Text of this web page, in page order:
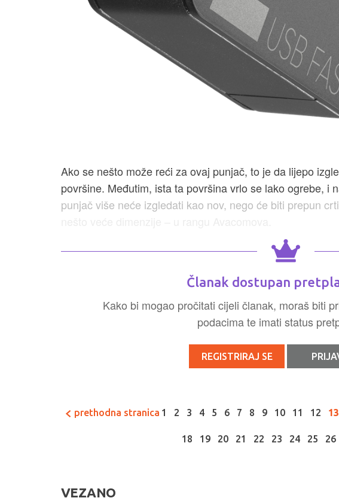
Ako se nešto može reći za ovaj punjač, to je da lijepo
površine. Međutim, ista ta površina vrlo se lako ogrebe, i
punjač više neće izgledati kao nov, nego će biti prepun
Članak dostupan
Kako bi mogao pročitati cijeli članak, moraš biti
podacima te imati status
REGISTRIRAJ SE
prethodna stranica 1 2 3 4 5 6 7 8 9 10 11 12 13
18 19 20 21 22 23 24 25 26
VEZANO